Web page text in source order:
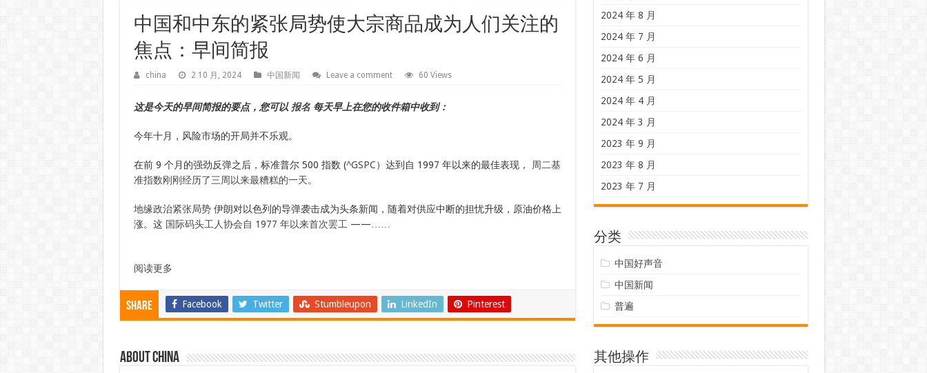
中国和中东的紧张局势使大宗商品成为人们关注的
焦点：早间简报
china 2 10 月, 2024 中国新闻 Leave a comment 60 Views
这是今天的早间简报的要点，您可以 报名每天早上在您的收件箱中收到：
今年十月，风险市场的开局并不乐观。
在前 9 个月的强劲反弹之后，标准普尔 500 指数 (^GSPC）达到自 1997 年以来的最佳表现，
周二基
准指数刚刚经历了三周以来最糟糕的一天。
地缘政治紧张局势伊朗对以色列的导弹袭击成为头条新闻，随着对供应中断的担忧升级，原油价格上
涨。这 国际码头工人协会自 1977 年以来首次罢工 ——……
阅读更多
Share Facebook Twitter Stumbleupon LinkedIn Pinterest
About china
2024 年 8 月
2024 年 7 月
2024 年 6 月
2024 年 5 月
2024 年 4 月
2024 年 3 月
2023 年 9 月
2023 年 8 月
2023 年 7 月
分类
中国好声音
中国新闻
普遍
其他操作